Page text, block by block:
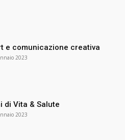
e comunicazione creativa
2023
di Vita & Salute
2023